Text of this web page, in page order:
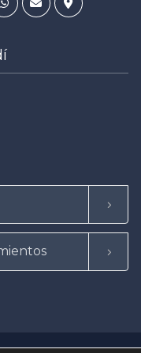
DE TU BOCA
conviene